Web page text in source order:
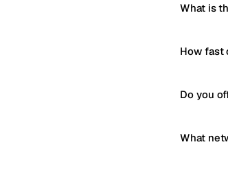
What is
How fast
Do you
What